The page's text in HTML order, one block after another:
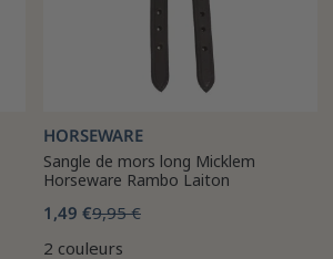
HORSEWARE
Sangle de mors long Micklem
Horseware Rambo Laiton
1,49 €9,95 €
2 couleurs